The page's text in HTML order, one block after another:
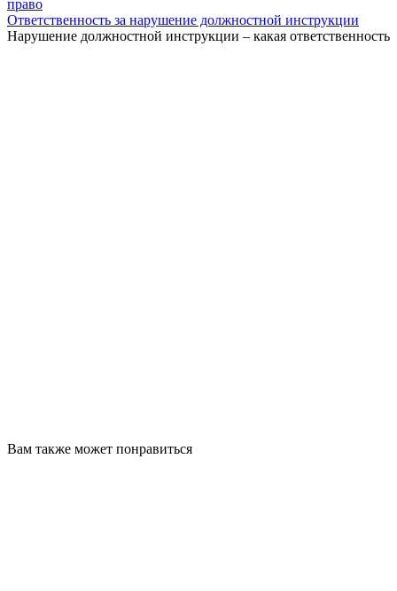
право
Ответственность за нарушение должностной инструкции
Нарушение должностной инструкции – какая ответственность
Вам также может понравиться